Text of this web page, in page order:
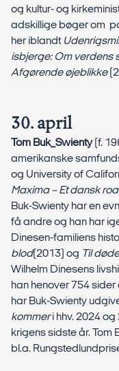
og kultur- og
adskillige bøger om
her iblandt
isbjerge: Om verdens
Afgørende øjeblikke
30. april
Tom Buk_Swienty(f.
amerikanske
og University of
Maxima – Et dansk
Buk-Swienty har en
få andre og han har
Dinesen-familiens
blod(2013) og Til
Wilhelm Dinesens
han henover 754 sider
har Buk-Swienty
kommeri hhv. 2024 og
krigens sidste år.
bl.a.